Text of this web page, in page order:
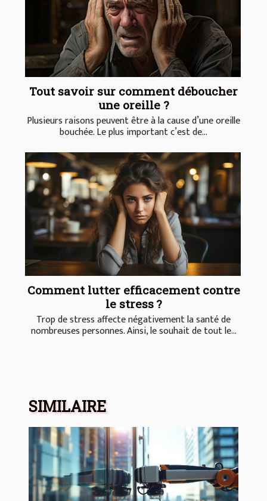
Tout savoir sur comment déboucher
une oreille ?
Plusieurs raisons peuvent être à la cause d’une oreille
bouchée. Le plus important c’est de...
Comment lutter efficacement contre
le stress ?
Trop de stress affecte négativement la santé de
nombreuses personnes. Ainsi, le souhait de tout le...
SIMILAIRE